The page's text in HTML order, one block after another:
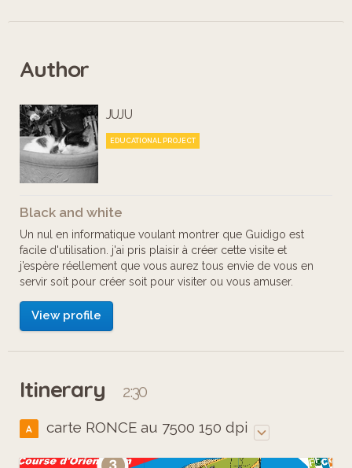
Author
JUJU
EDUCATIONAL PROJECT
Black and white
Un nul en informatique voulant montrer que Guidigo est
facile d'utilisation. j'ai pris plaisir à créer cette visite et
j’espère réellement que vous aurez tous envie de vous en
servir soit pour créer soit pour visiter ou vous amuser.
View profile
Itinerary 2:30
A carte RONCE au 7500 150 dpi